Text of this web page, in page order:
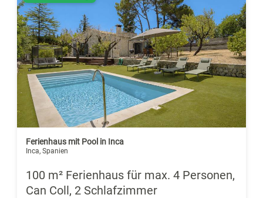
Ferienhaus mit Pool in Inca
Inca, Spanien
100 m² Ferienhaus für max. 4 Personen,
Can Coll, 2 Schlafzimmer